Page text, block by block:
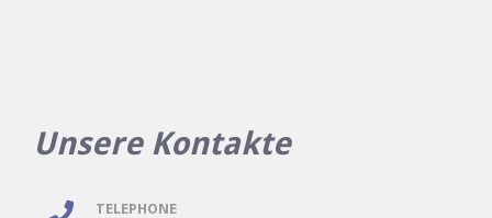
Unsere Kontakte
TELEPHONE